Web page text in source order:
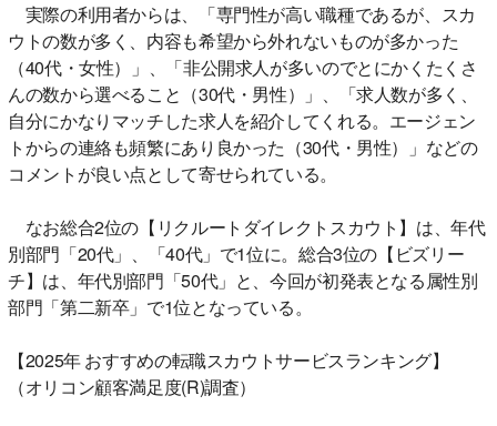
実際の利用者からは、「専門性が高い職種であるが、スカ
ウトの数が多く、内容も希望から外れないものが多かった
（40代・女性）」、「非公開求人が多いのでとにかくたくさ
んの数から選べること（30代・男性）」、「求人数が多く、
自分にかなりマッチした求人を紹介してくれる。エージェン
トからの連絡も頻繁にあり良かった（30代・男性）」などの
コメントが良い点として寄せられている。
なお総合2位の【リクルートダイレクトスカウト】は、年代
別部門「20代」、「40代」で1位に。総合3位の【ビズリー
チ】は、年代別部門「50代」と、今回が初発表となる属性別
部門「第二新卒」で1位となっている。
【2025年 おすすめの転職スカウトサービスランキング】
（オリコン顧客満足度(R)調査）